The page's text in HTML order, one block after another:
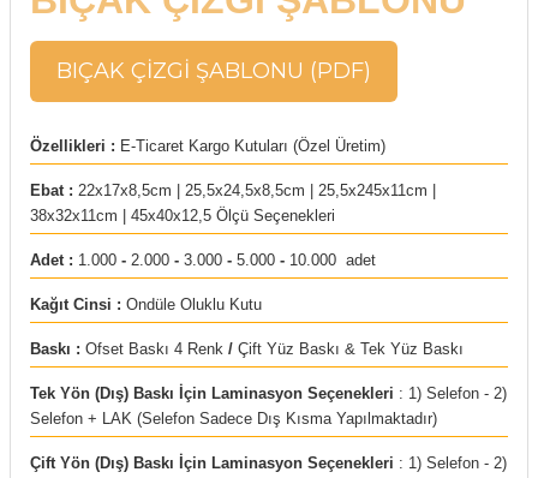
Kutuları
Kutuları
BIÇAK ÇİZGİ ŞABLONU (PDF)
Özellikleri : E-Ticaret Kargo Kutuları (Özel Üretim)
Ebat : 22x17x8,5cm | 25,5x24,5x8,5cm | 25,5x245x11cm |
38x32x11cm | 45x40x12,5 Ölçü Seçenekleri
Adet : 1.000 - 2.000 - 3.000 - 5.000 - 10.000 adet
Kağıt Cinsi : Ondüle Oluklu Kutu
Baskı : Ofset Baskı 4 Renk / Çift Yüz Baskı & Tek Yüz Baskı
Tek Yön (Dış) Baskı İçin Laminasyon Seçenekleri : 1) Selefon - 2)
Selefon + LAK (Selefon Sadece Dış Kısma Yapılmaktadır)
Çift Yön (Dış) Baskı İçin Laminasyon Seçenekleri : 1) Selefon - 2)